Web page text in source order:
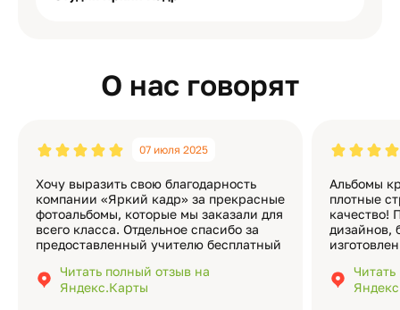
О нас говорят
07 июля 2025
Хочу выразить свою благодарность
компании «Яркий кадр» за прекрасные
фотоальбомы, которые мы заказали для
всего класса. Отдельное спасибо за
предоставленный учителю бесплатный
подчёркивает значимость события.
Качество альбомов на высшем уровне:
Читать полный отзыв на
Яндекс.Карты
Альбомы
плотные
качество!
дизайнов,
добавить